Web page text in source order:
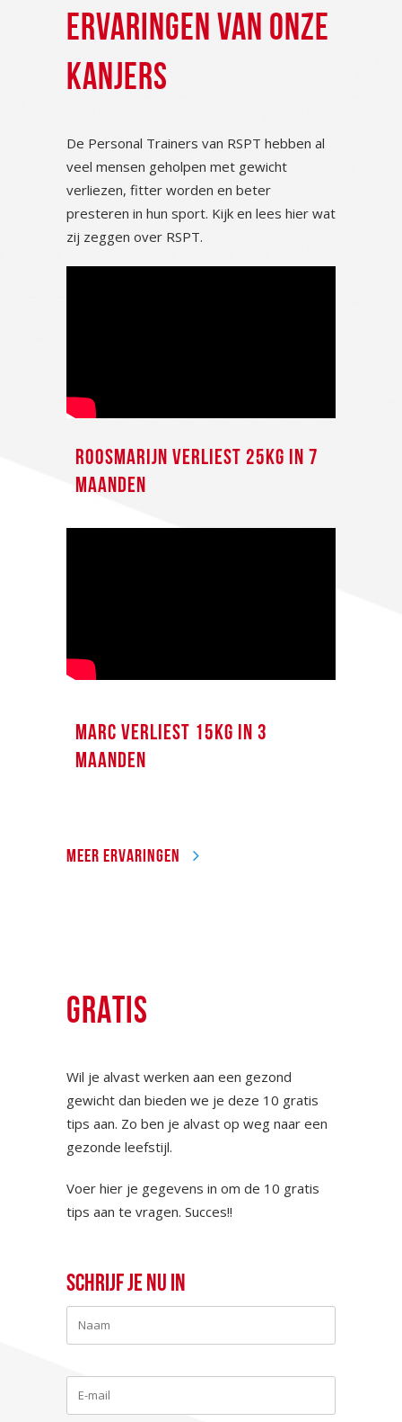
ERVARINGEN VAN ONZE
KANJERS
De Personal Trainers van RSPT hebben al
veel mensen geholpen met gewicht
verliezen, fitter worden en beter
presteren in hun sport. Kijk en lees hier wat
zij zeggen over RSPT.
ROOSMARIJN VERLIEST 25KG IN 7
MAANDEN
MARC VERLIEST 15KG IN 3
MAANDEN
MEER ERVARINGEN
GRATIS
Wil je alvast werken aan een gezond
gewicht dan bieden we je deze 10 gratis
tips aan. Zo ben je alvast op weg naar een
gezonde leefstijl.
Voer hier je gegevens in om de 10 gratis
tips aan te vragen. Succes!!
Schrijf je nu in